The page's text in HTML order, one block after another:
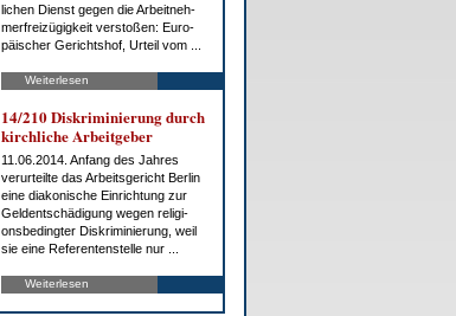
li­chen Dienst ge­gen die Ar­beit­neh­
mer­frei­zü­gig­keit ver­sto­ßen: Eu­ro­
päi­scher Ge­richts­hof, Ur­teil vom ...
Weiterlesen
14/210 Dis­kri­mi­nie­rung durch
kirch­li­che Ar­beit­ge­ber
11.06.2014. An­fang des Jah­res
ver­ur­teil­te das Ar­beits­ge­richt Ber­lin
ei­ne dia­ko­ni­sche Ein­rich­tung zur
Gel­dent­schä­di­gung we­gen re­li­gi­
ons­be­ding­ter Dis­kri­mi­nie­rung, weil
sie ei­ne Re­fe­ren­ten­stel­le nur ...
Weiterlesen